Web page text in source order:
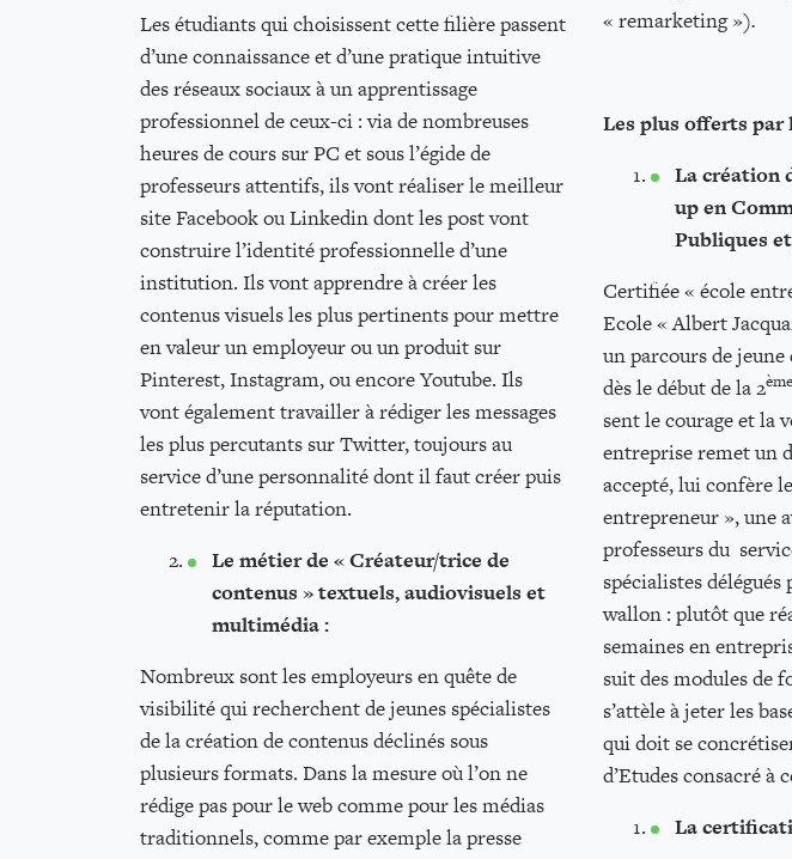
Les étudiants qui choisissent cette filière passent
d’une connaissance et d’une pratique intuitive
des réseaux sociaux à un apprentissage
professionnel de ceux-ci : via de nombreuses
heures de cours sur PC et sous l’égide de
professeurs attentifs, ils vont réaliser le meilleur
site Facebook ou Linkedin dont les post vont
construire l’identité professionnelle d’une
institution. Ils vont apprendre à créer les
contenus visuels les plus pertinents pour mettre
en valeur un employeur ou un produit sur
Pinterest, Instagram, ou encore Youtube. Ils
vont également travailler à rédiger les messages
les plus percutants sur Twitter, toujours au
service d’une personnalité dont il faut créer puis
entretenir la réputation.
Le métier de « Créateur/trice de
contenus » textuels, audiovisuels et
multimédia :
Nombreux sont les employeurs en quête de
visibilité qui recherchent de jeunes spécialistes
de la création de contenus déclinés sous
plusieurs formats. Dans la mesure où l’on ne
rédige pas pour le web comme pour les médias
traditionnels, comme par exemple la presse
« remarketing »).
Les plus offerts par
La création
up en
Publiques
Certifiée « école
Ecole « Albert
un parcours de
dès le début de la 2ème
sent le courage et la
entreprise remet un
accepté, lui confère
entrepreneur », une
professeurs du
spécialistes
wallon : plutôt que
semaines en
suit des modules de
s’attèle à jeter les
qui doit se
d’Etudes consacré à
La